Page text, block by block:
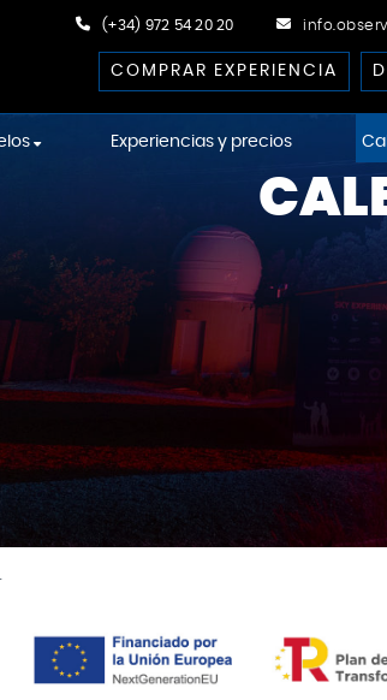
(+34) 972 54 20 20
COMPRAR EXPERIENCIA
la International Dark-
Experiencias y precios